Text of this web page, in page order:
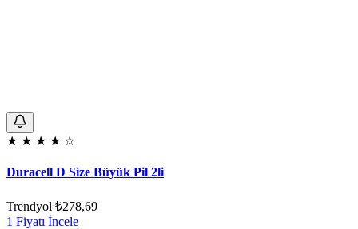
★ ★ ★ ★ ☆
Duracell D Size Büyük Pil 2li
Trendyol ₺278,69
1 Fiyatı İncele